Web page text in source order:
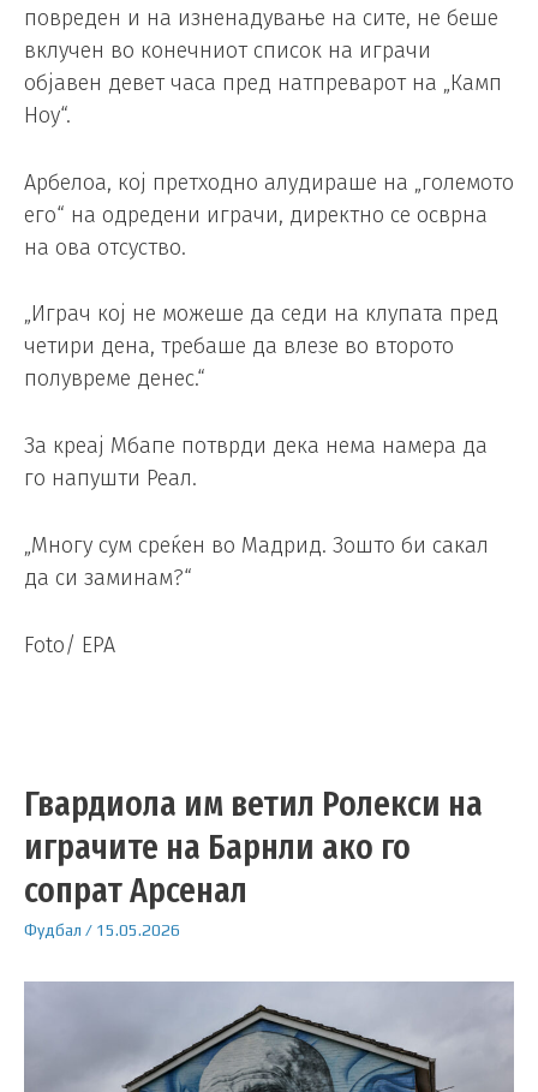
повреден и на изненадување на сите, не беше
вклучен во конечниот список на играчи
објавен девет часа пред натпреварот на „Камп
Ноу“.
Арбелоа, кој претходно алудираше на „големото
его“ на одредени играчи, директно се осврна
на ова отсуство.
„Играч кој не можеше да седи на клупата пред
четири дена, требаше да влезе во второто
полувреме денес.“
За креај Мбапе потврди дека нема намера да
го напушти Реал.
„Многу сум среќен во Мадрид. Зошто би сакал
да си заминам?“
Foto/ EPA
Гвардиола им ветил Ролекси на
играчите на Барнли ако го
сопрат Арсенал
Фудбал / 15.05.2026